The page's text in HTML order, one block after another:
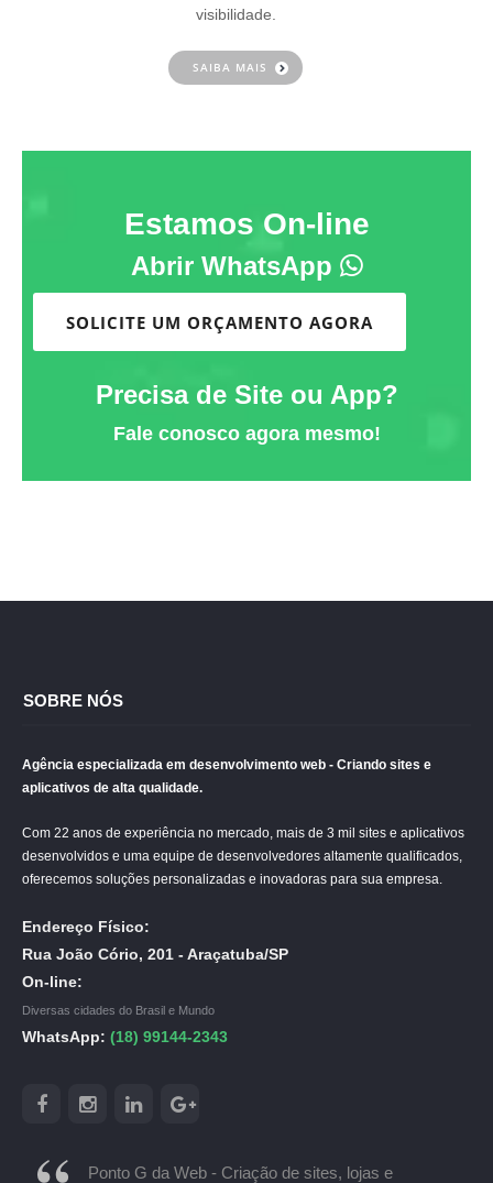
visibilidade.
SAIBA MAIS
Estamos On-line
Abrir WhatsApp
SOLICITE UM ORÇAMENTO AGORA
Precisa de Site ou App?
Fale conosco agora mesmo!
SOBRE NÓS
Agência especializada em desenvolvimento web - Criando sites e
aplicativos de alta qualidade.
Com 22 anos de experiência no mercado, mais de 3 mil sites e aplicativos
desenvolvidos e uma equipe de desenvolvedores altamente qualificados,
oferecemos soluções personalizadas e inovadoras para sua empresa.
Endereço Físico:
Rua João Cório, 201 - Araçatuba/SP
On-line:
Diversas cidades do Brasil e Mundo
WhatsApp: (18) 99144-2343
Ponto G da Web - Criação de sites, lojas e